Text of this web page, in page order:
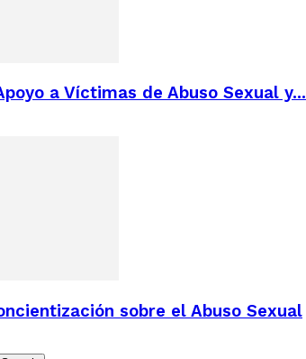
a Víctimas de Abuso Sexual y...
sobre el Abuso Sexual